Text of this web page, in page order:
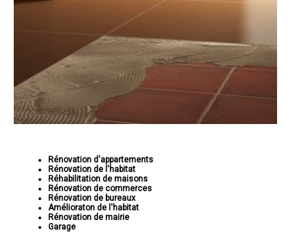
Rénovation d'appartements
Rénovation de l'habitat
Réhabilitation de maisons
Rénovation de commerces
Rénovation de bureaux
Amélioraton de l'habitat
Rénovation de mairie
Garage